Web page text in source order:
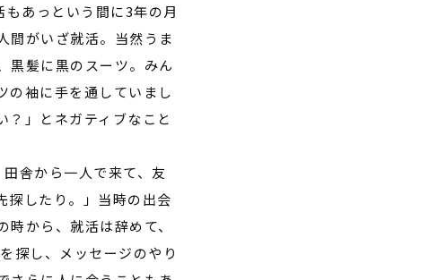
あっという間に3年の月
間がいざ就活。当然うま
黒髪に黒のスーツ。みん
の袖に手を通していまし
？」とネガティブなこと
舎から一人で来て、友
探したり。」当時の出会
から、就活は辞めて、
探し、メッセージのやり